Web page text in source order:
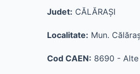
Judet: CĂLĂRAŞI
Localitate: Mun.
Cod CAEN: 8690 -